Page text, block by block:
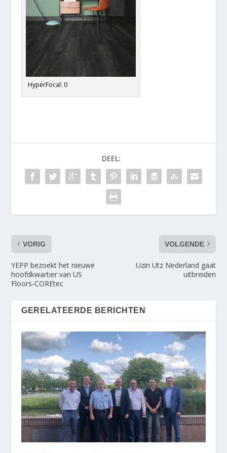
HyperFocal: 0
DEEL:
VORIG
YEPP bezoekt het nieuwe
hoofdkwartier van US
Floors-COREtec
VOLGENDE
Uzin Utz Nederland gaat
uitbreiden
GERELATEERDE BERICHTEN